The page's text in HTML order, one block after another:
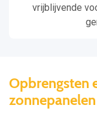
vrijblijvende
Opbrengsten